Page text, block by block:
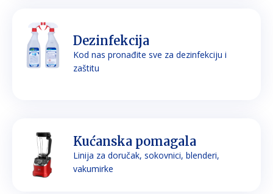
Dezinfekcija
Kod nas pronađite sve za dezinfekciju i
zaštitu
Kućanska pomagala
Linija za doručak, sokovnici, blenderi,
vakumirke